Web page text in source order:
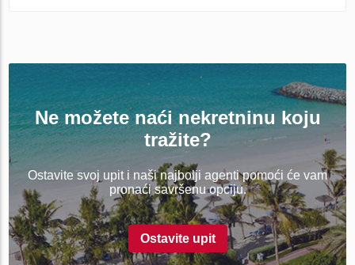
Ne možete naći nekretninu koju
tražite?
Ostavite svoj upit i naši najbolji agenti pomoći će vam
pronaći savršenu opciju.
Ostavite upit